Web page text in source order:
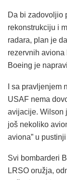
Da bi zadovoljio
rekonstrukciju i
radara, plan je
rezervnih
Boeing je
I sa pravljenjem
USAF nema
avijacije. Wilson
još nekoliko
aviona” u
Svi bombarderi
LRSO oružja,